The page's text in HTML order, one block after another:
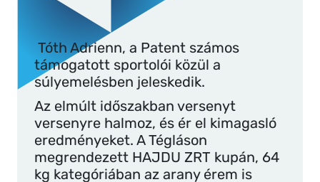
Tóth Adrienn, a Patent számos
támogatott sportolói közül a
súlyemelésben jeleskedik.
Az elmúlt időszakban versenyt
versenyre halmoz, és ér el kimagasló
eredményeket. A Tégláson
megrendezett HAJDU ZRT kupán, 64
kg kategóriában az arany érem is